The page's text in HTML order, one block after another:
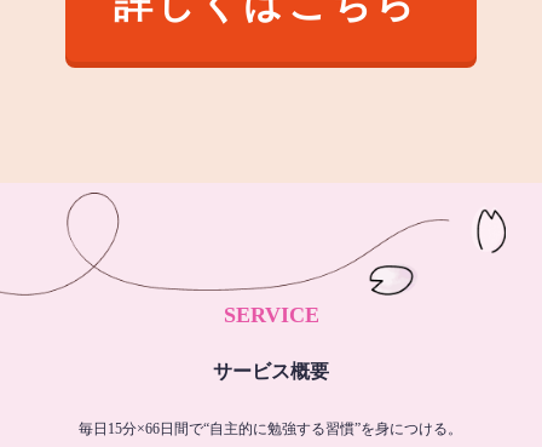
SERVICE
サービス概要
毎日15分×66日間で“自主的に勉強する習慣”を身につける。